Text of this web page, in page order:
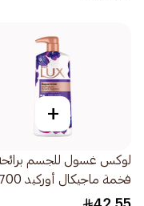
+
لوكس غسول للجسم
فخمة ماجيكال أوركيد 700مل